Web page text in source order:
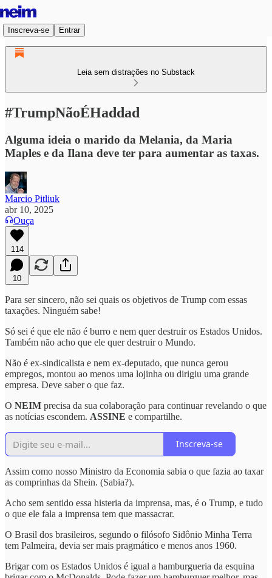
Inscreva-se Entrar
Leia sem distrações no Substack
#TrumpNãoÉHaddad
Alguma ideia o marido da Melania, da Maria
Maples e da Ilana deve ter para aumentar as taxas.
Marcio Pitliuk
abr 10, 2025
Ouça
114
10
Para ser sincero, não sei quais os objetivos de Trump com essas
taxações. Ninguém sabe!
Só sei é que ele não é burro e nem quer destruir os Estados Unidos.
Também não acho que ele quer destruir o Mundo.
Não é ex-sindicalista e nem ex-deputado, que nunca gerou
empregos, montou ao menos uma lojinha ou dirigiu uma grande
empresa. Deve saber o que faz.
O NEIM precisa da sua colaboração para continuar revelando o que
as notícias escondem. ASSINE e compartilhe.
Inscreva-se
Assim como nosso Ministro da Economia sabia o que fazia ao taxar
as comprinhas da Shein. (Sabia?).
Acho sem sentido essa histeria da imprensa, mas, é o Trump, e tudo
o que ele fala a imprensa tem que massacrar.
O Brasil dos brasileiros, segundo o filósofo Sidônio Minha Terra
tem Palmeira, devia ser mais pragmático e menos anos 1960.
Brigar com os Estados Unidos é igual a hamburgueria da esquina